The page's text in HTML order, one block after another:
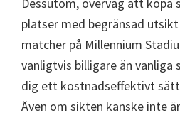
platser med begränsad
matcher på Millennium
vanligtvis billigare än vanliga
dig ett kostnadseffektivt sätt
Även om sikten kanske inte